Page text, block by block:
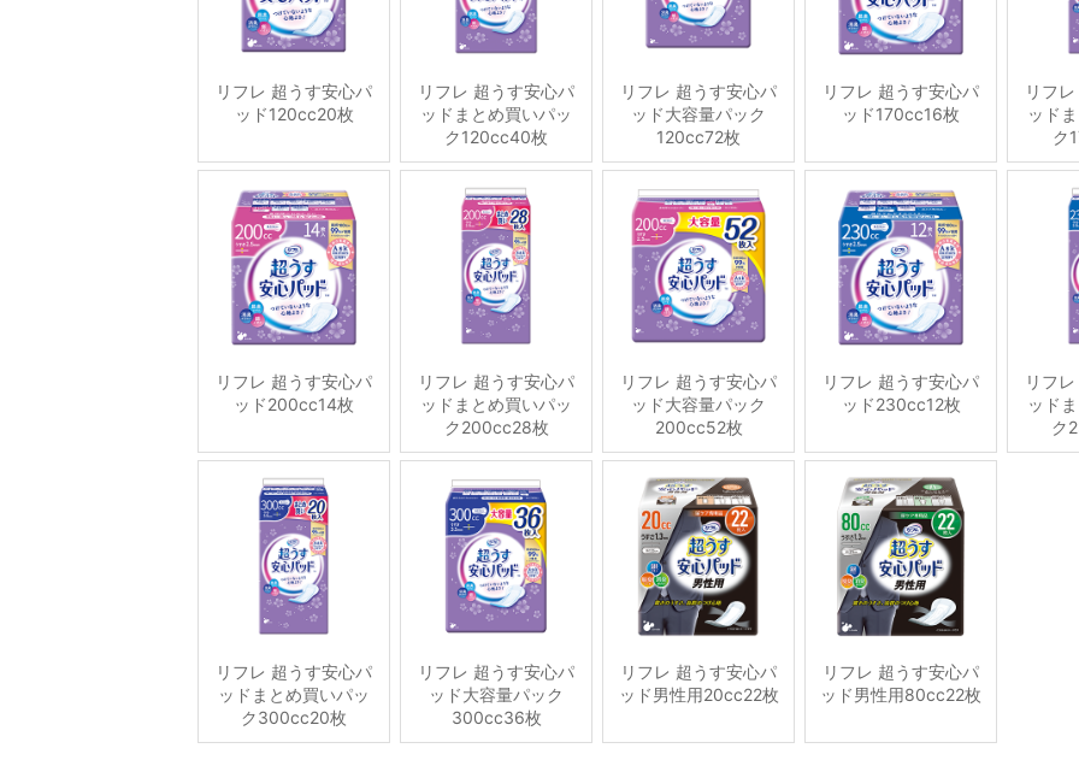
リフレ 超うす安心パ
ッド120cc20枚
リフレ 超うす安心パ
ッドまとめ買いパッ
ク120cc40枚
リフレ 超うす安心パ
ッド大容量パック
120cc72枚
リフレ 超うす安心パ
ッド170cc16枚
リフ
ッド
ク
リフレ 超うす安心パ
ッド200cc14枚
リフレ 超うす安心パ
ッドまとめ買いパッ
ク200cc28枚
リフレ 超うす安心パ
ッド大容量パック
200cc52枚
リフレ 超うす安心パ
ッド230cc12枚
リフ
ッド
ク
リフレ 超うす安心パ
ッドまとめ買いパッ
ク300cc20枚
リフレ 超うす安心パ
ッド大容量パック
300cc36枚
リフレ 超うす安心パ
ッド男性用20cc22枚
リフレ 超うす安心パ
ッド男性用80cc22枚